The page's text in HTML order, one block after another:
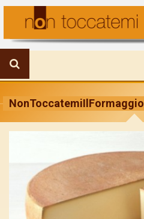
FORMAGGIO IN PRIMO PIANO
VIAGGI E FORMAGGI
RICETTE E UTILITA’
ATTUALITA’
NonToccatemiIlFormaggio